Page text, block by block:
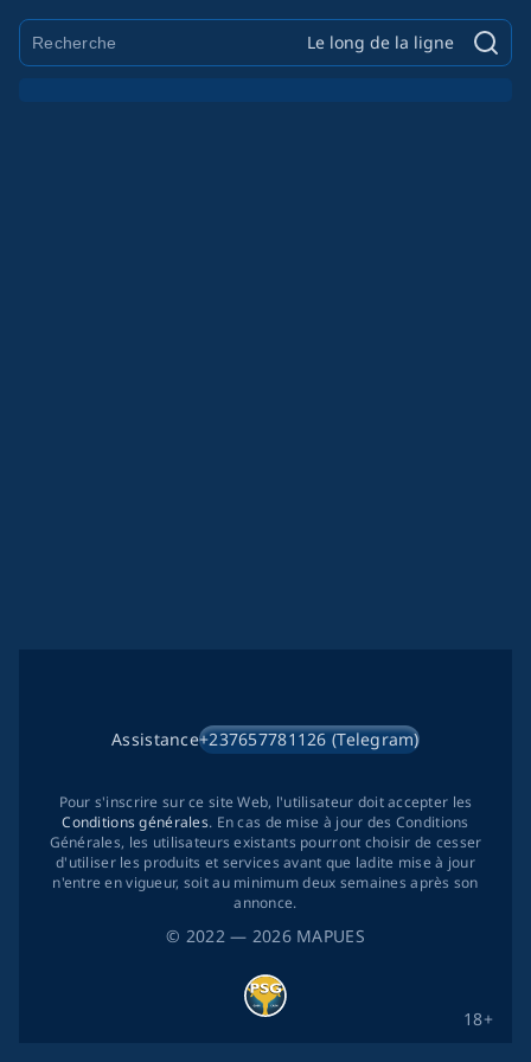
Le long de la ligne
© 2022— 2026 MAPUES
Assistance+237657781126 (Telegram)
18+
Pour s'inscrire sur ce site Web, l'utilisateur doit accepter les
Conditions générales. En cas de mise à jour des Conditions
Générales, les utilisateurs existants pourront choisir de cesser
d'utiliser les produits et services avant que ladite mise à jour
n'entre en vigueur, soit au minimum deux semaines après son
annonce.